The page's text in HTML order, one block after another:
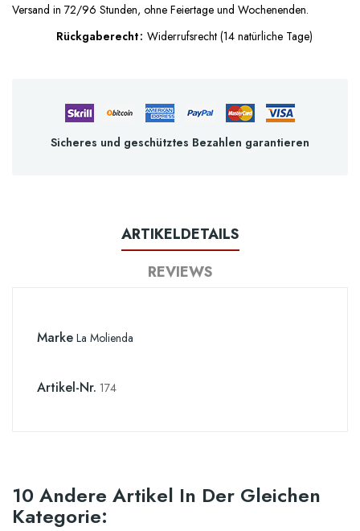
Versand in 72/96 Stunden, ohne Feiertage und Wochenenden.
Rückgaberecht Widerrufsrecht (14 natürliche Tage)
Sicheres und geschütztes Bezahlen garantieren
ARTIKELDETAILS
REVIEWS
Marke La Molienda
Artikel-Nr. 174
10 Andere Artikel In Der Gleichen
Kategorie: